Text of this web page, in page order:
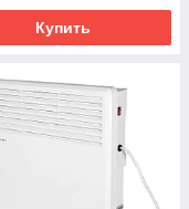
Купить